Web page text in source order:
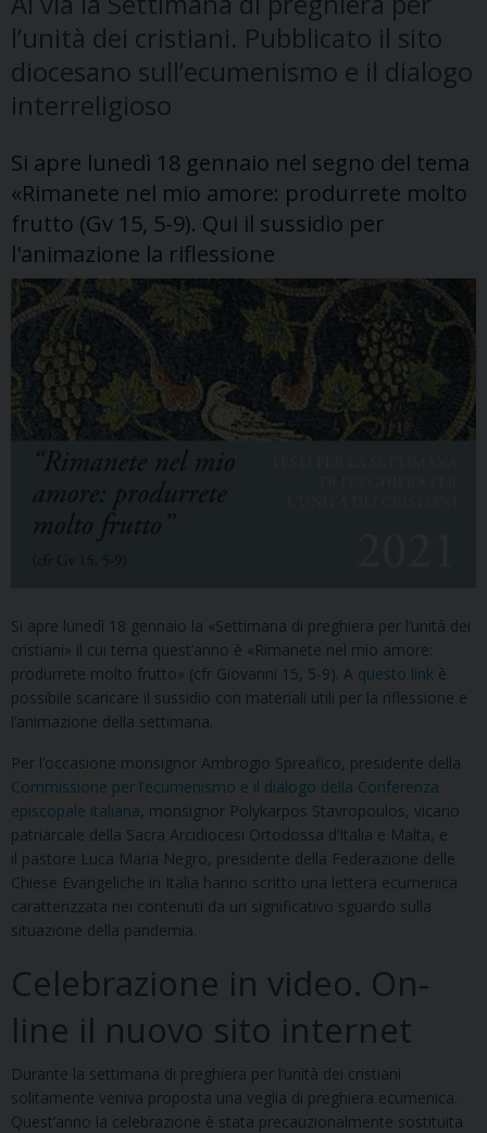
l’unità dei cristiani. Pubblicato il sito
diocesano sull’ecumenismo e il dialogo
interreligioso
Si apre lunedì 18 gennaio nel segno del tema
«Rimanete nel mio amore: produrrete molto
frutto (Gv 15, 5-9). Qui il sussidio per
l'animazione la riflessione
Si apre lunedì 18 gennaio la «Settimana di preghiera per l’unità dei
cristiani» il cui tema quest’anno è «Rimanete nel mio amore:
produrrete molto frutto» (cfr Giovanni 15, 5-9). A questo link è
possibile scaricare il sussidio con materiali utili per la riflessione e
l’animazione della settimana.
Per l’occasione monsignor Ambrogio Spreafico, presidente della
Commissione per l’ecumenismo e il dialogo della Conferenza
episcopale italiana, monsignor Polykarpos Stavropoulos, vicario
patriarcale della Sacra Arcidiocesi Ortodossa d’Italia e Malta, e
il pastore Luca Maria Negro, presidente della Federazione delle
Chiese Evangeliche in Italia hanno scritto una lettera ecumenica
caratterizzata nei contenuti da un significativo sguardo sulla
situazione della pandemia.
Celebrazione in video. On-
line il nuovo sito internet
Durante la settimana di preghiera per l’unità dei cristiani
solitamente veniva proposta una veglia di preghiera ecumenica.
Quest’anno la celebrazione è stata precauzionalmente sostituita